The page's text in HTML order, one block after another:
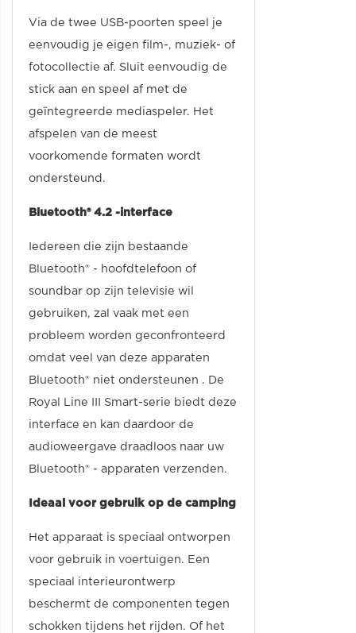
Via de twee USB-poorten speel je
eenvoudig je eigen film-, muziek- of
fotocollectie af. Sluit eenvoudig de
stick aan en speel af met de
geïntegreerde mediaspeler. Het
afspelen van de meest
voorkomende formaten wordt
ondersteund.
Bluetooth® 4.2 -interface
Iedereen die zijn bestaande
Bluetooth® - hoofdtelefoon of
soundbar op zijn televisie wil
gebruiken, zal vaak met een
probleem worden geconfronteerd
omdat veel van deze apparaten
Bluetooth® niet ondersteunen . De
Royal Line III Smart-serie biedt deze
interface en kan daardoor de
audioweergave draadloos naar uw
Bluetooth® - apparaten verzenden.
Ideaal voor gebruik op de camping
Het apparaat is speciaal ontworpen
voor gebruik in voertuigen. Een
speciaal interieurontwerp
beschermt de componenten tegen
schokken tijdens het rijden. Of het